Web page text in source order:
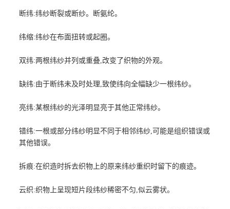
断纬:纬纱断裂或断纱。断氨纶。
纬缩:纬纱在布面扭转或起圈。
双纬:两根纬纱并列或重叠,改变了织物的外观。
缺纬:由于断纬未及时处理,致使纬向全幅缺少一根纬纱。
亮纬:某根纬纱的光泽明显亮于其他正常纬纱。
错纬:一根或部分纬纱明显不同于相邻纬纱,可能是组织错误或
其他错误。
拆痕:在织造时拆去织物上的原来纬纱重织时留下的痕迹。
云织:织物上呈现短片段纬纱稀密不匀,似云雾状。